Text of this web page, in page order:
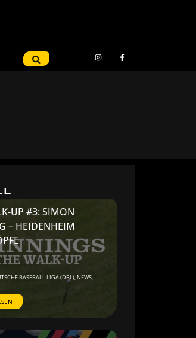
UP #3: SIMON
– HEIDENHEIM
BASEBALL LIGA (DBL),NEWS,